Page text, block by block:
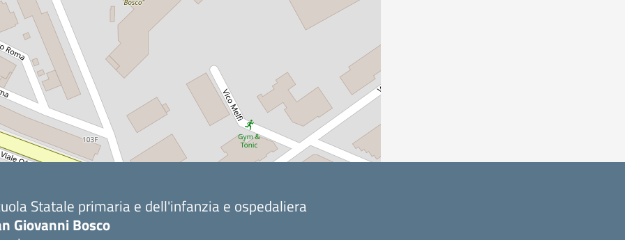
Statale primaria e dell'infanzia e ospedaliera
Giovanni Bosco